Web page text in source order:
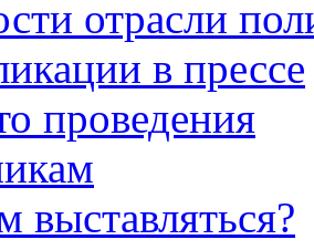
отрасли
в прессе
проведения
выставляться?